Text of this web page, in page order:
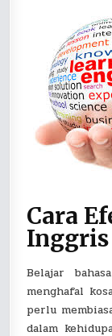
Cara
Inggris
Belajar
menghafal
perlu
dalam